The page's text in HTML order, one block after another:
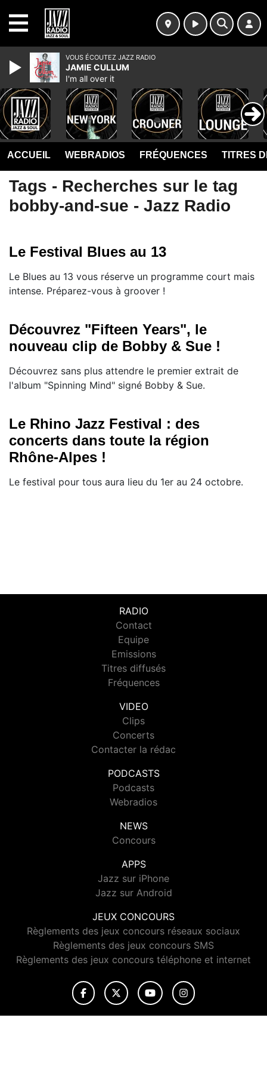
ACCUEIL WEBRADIOS FRÉQUENCES TITRES
Tags - Recherches sur le tag
bobby-and-sue - Jazz Radio
Le Festival Blues au 13
Le Blues au 13 vous réserve un programme court mais
intense. Préparez-vous à groover !
Découvrez "Fifteen Years", le
nouveau clip de Bobby & Sue !
Découvrez sans plus attendre le premier extrait de
l'album "Spinning Mind" signé Bobby & Sue.
Le Rhino Jazz Festival : des
concerts dans toute la région
Rhône-Alpes !
Le festival pour tous aura lieu du 1er au 24 octobre.
RADIO
Contact
Equipe
Emissions
Titres diffusés
Fréquences
VIDEO
Clips
Concerts
Contacter la rédac
PODCASTS
Podcasts
Webradios
NEWS
Concours
APPS
Jazz sur iPhone
Jazz sur Android
JEUX CONCOURS
Règlements des jeux concours réseaux sociaux
Règlements des jeux concours SMS
Règlements des jeux concours téléphone et internet
VOUS ÉCOUTEZ JAZZ RADIO
JAMIE CULLUM
I'm all over it